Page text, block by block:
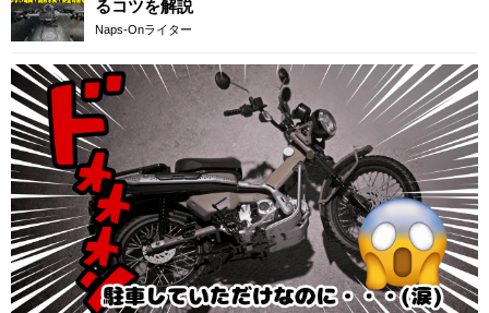
るコツを解説
Naps-Onライター